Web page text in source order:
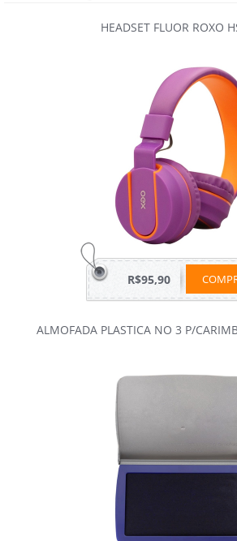
HEADSET FLUOR ROXO
R$95,90
ALMOFADA PLASTICA NO 3 P/